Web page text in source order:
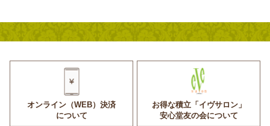
オンライン（WEB）決済
について
お得な積立「イヴサロン」
安心堂友の会について